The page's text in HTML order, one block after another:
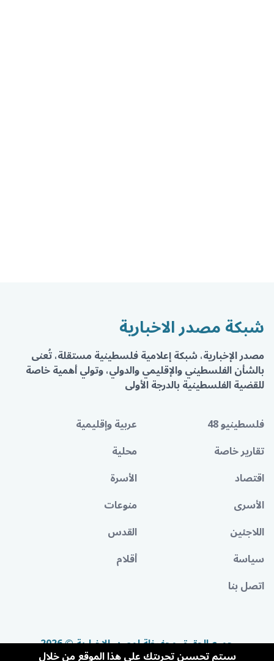
شبكة مصدر الاخبارية
مصدر الإخبارية، شبكة إعلامية فلسطينية مستقلة، تُعنى
بالشأن الفلسطيني والإقليمي والدولي، وتولي أهمية خاصة
للقضية الفلسطينية بالدرجة الأولى
فلسطينيو 48
عربية وإقليمية
تقارير خاصة
محلية
اقتصاد
الأسرة
الأسرى
منوعات
اللاجئين
القدس
سياسة
أقلام
اتصل بنا
جميع الحقوق محفوظة لمصدر الإخبارية © 2026
سيتم تحسين تجربتك على هذا الموقع من خلال